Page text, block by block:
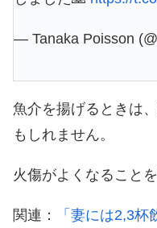
— Tanaka Poisson
魚介を揚げるときは
もしれません。
火傷がよくなること
関連：
「妻には2,3